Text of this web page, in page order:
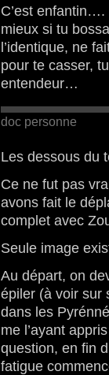
C’est
mieux si tu
l’identique, ne
pour te casser,
entendeur…
doc personne
Les dessous du
Ce ne fut pas
avons fait le
complet avec
Seule image
Au départ, on
épiler (à voir sur
dans les
me l’ayant
question, en fin
fatigue